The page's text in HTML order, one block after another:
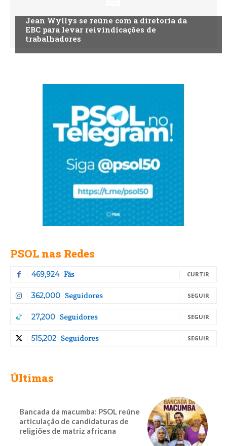
Jean Wyllys se reúne com a diretoria da
EBC para levar reivindicações de
trabalhadores
PSOL nas Redes
469,924 Fãs CURTIR
362,000 Seguidores SEGUIR
27,200 Seguidores SEGUIR
515,202 Seguidores SEGUIR
Últimas
Bancada da macumba: PSOL reúne
articulação de candidaturas de
religiões de matriz africana